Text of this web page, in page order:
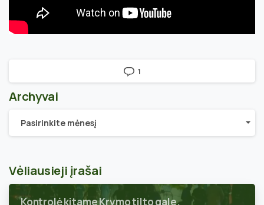
1
Archyvai
Archyvai
Pasirinkite mėnesį
Vėliausieji įrašai
Kontrolė kitame Krymo tilto gale.